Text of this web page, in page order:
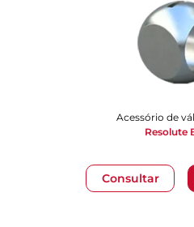
Consultar
Acessório de
Resolute